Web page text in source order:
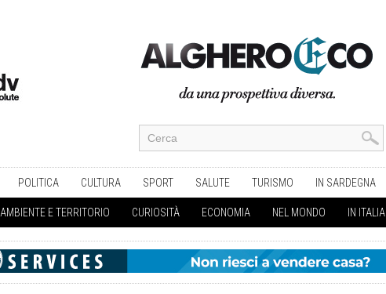
POLITICA CULTURA SPORT SALUTE TURISMO IN SARDEGNA
AMBIENTE E TERRITORIO CURIOSITÀ ECONOMIA NEL MONDO IN ITALIA